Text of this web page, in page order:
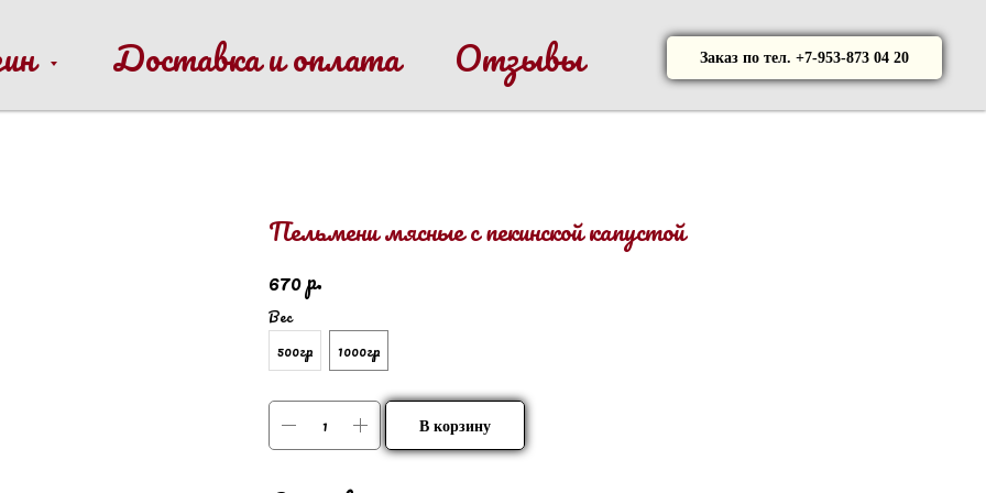
Доставка и оплата Отзывы Заказ по тел. +7-953-873 04 20
Пельмени мясные с пекинской капустой
670р.
Вес
500гр
1000гр
В корзину